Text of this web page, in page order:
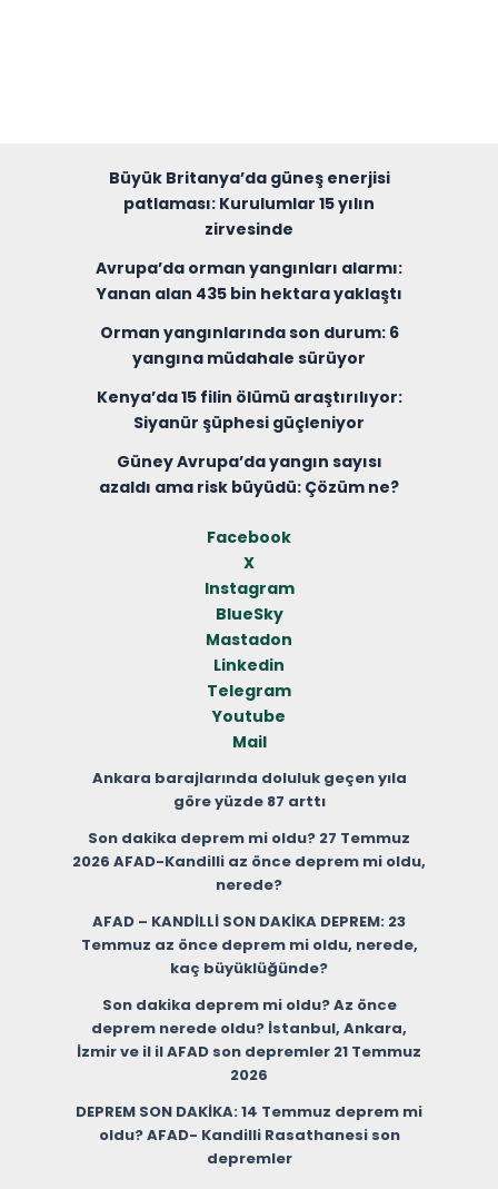
Büyük Britanya’da güneş enerjisi
patlaması: Kurulumlar 15 yılın
zirvesinde
Avrupa’da orman yangınları alarmı:
Yanan alan 435 bin hektara yaklaştı
Orman yangınlarında son durum: 6
yangına müdahale sürüyor
Kenya’da 15 filin ölümü araştırılıyor:
Siyanür şüphesi güçleniyor
Güney Avrupa’da yangın sayısı
azaldı ama risk büyüdü: Çözüm ne?
Facebook
X
Instagram
BlueSky
Mastadon
Linkedin
Telegram
Youtube
Mail
Ankara barajlarında doluluk geçen yıla
göre yüzde 87 arttı
Son dakika deprem mi oldu? 27 Temmuz
2026 AFAD-Kandilli az önce deprem mi oldu,
nerede?
AFAD – KANDİLLİ SON DAKİKA DEPREM: 23
Temmuz az önce deprem mi oldu, nerede,
kaç büyüklüğünde?
Son dakika deprem mi oldu? Az önce
deprem nerede oldu? İstanbul, Ankara,
İzmir ve il il AFAD son depremler 21 Temmuz
2026
DEPREM SON DAKİKA: 14 Temmuz deprem mi
oldu? AFAD- Kandilli Rasathanesi son
depremler